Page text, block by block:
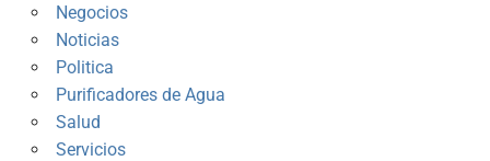
Negocios
Noticias
Politica
Purificadores de Agua
Salud
Servicios